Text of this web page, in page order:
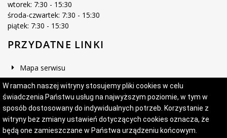
W ramach naszej witryny stosujemy pliki cookies w celu
świadczenia Państwu usług na najwyższym poziomie, w tym w
sposób dostosowany do indywidualnych potrzeb. Korzystanie z
witryny bez zmiany ustawień dotyczących cookies oznacza, że
będą one zamieszczane w Państwa urządzeniu końcowym.
wtorek: 7:30 - 15:30
środa-czwartek: 7:30 - 15:30
piątek: 7:30 - 15:30
PRZYDATNE LINKI
Mapa serwisu
Deklaracja dostępności
Projekt i wykonanie:Logonet Sp. z o.o.